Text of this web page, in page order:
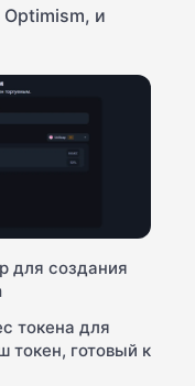
Optimism, и
для создания
токена для
токен, готовый к